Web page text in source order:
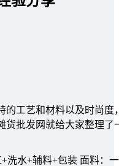
的工艺和材料以及时尚
货批发网就给大家整理
洗水+辅料+包装 面料：